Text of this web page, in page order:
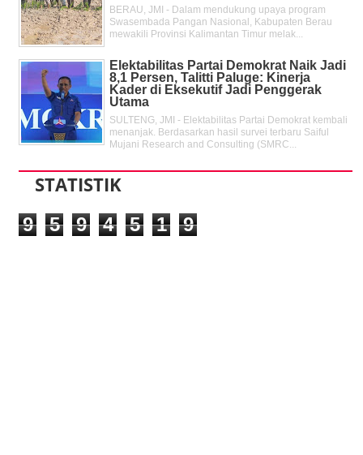
BERAU, JMI - Dalam mendukung upaya program
Swasembada Pangan Nasional, Kabupaten Berau
mewakili Provinsi Kalimantan Timur melak...
Elektabilitas Partai Demokrat Naik Jadi
8,1 Persen, Talitti Paluge: Kinerja
Kader di Eksekutif Jadi Penggerak
Utama
SULTENG, JMI - Elektabilitas Partai Demokrat kembali
menanjak. Berdasarkan hasil survei terbaru Saiful
Mujani Research and Consulting (SMRC...
STATISTIK
9 5 9 4 5 1 9